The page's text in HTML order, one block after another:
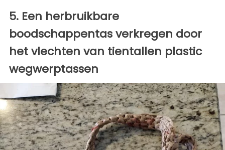
5. Een herbruikbare
boodschappentas verkregen door
het vlechten van tientallen plastic
wegwerptassen